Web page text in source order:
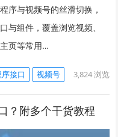
序与视频号的丝滑切换，
与组件，覆盖浏览视频、
页等常用…
接口 视频号 3,824浏览
？附多个干货教程